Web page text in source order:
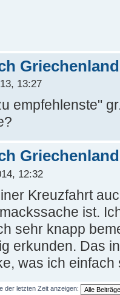
Griechenland
13:27
empfehlenste"
Griechenland
12:32
Kreuzfahrt
ist.
sehr knapp
erkunden. Das
was ich einfach
der letzten Zeit anzeigen: